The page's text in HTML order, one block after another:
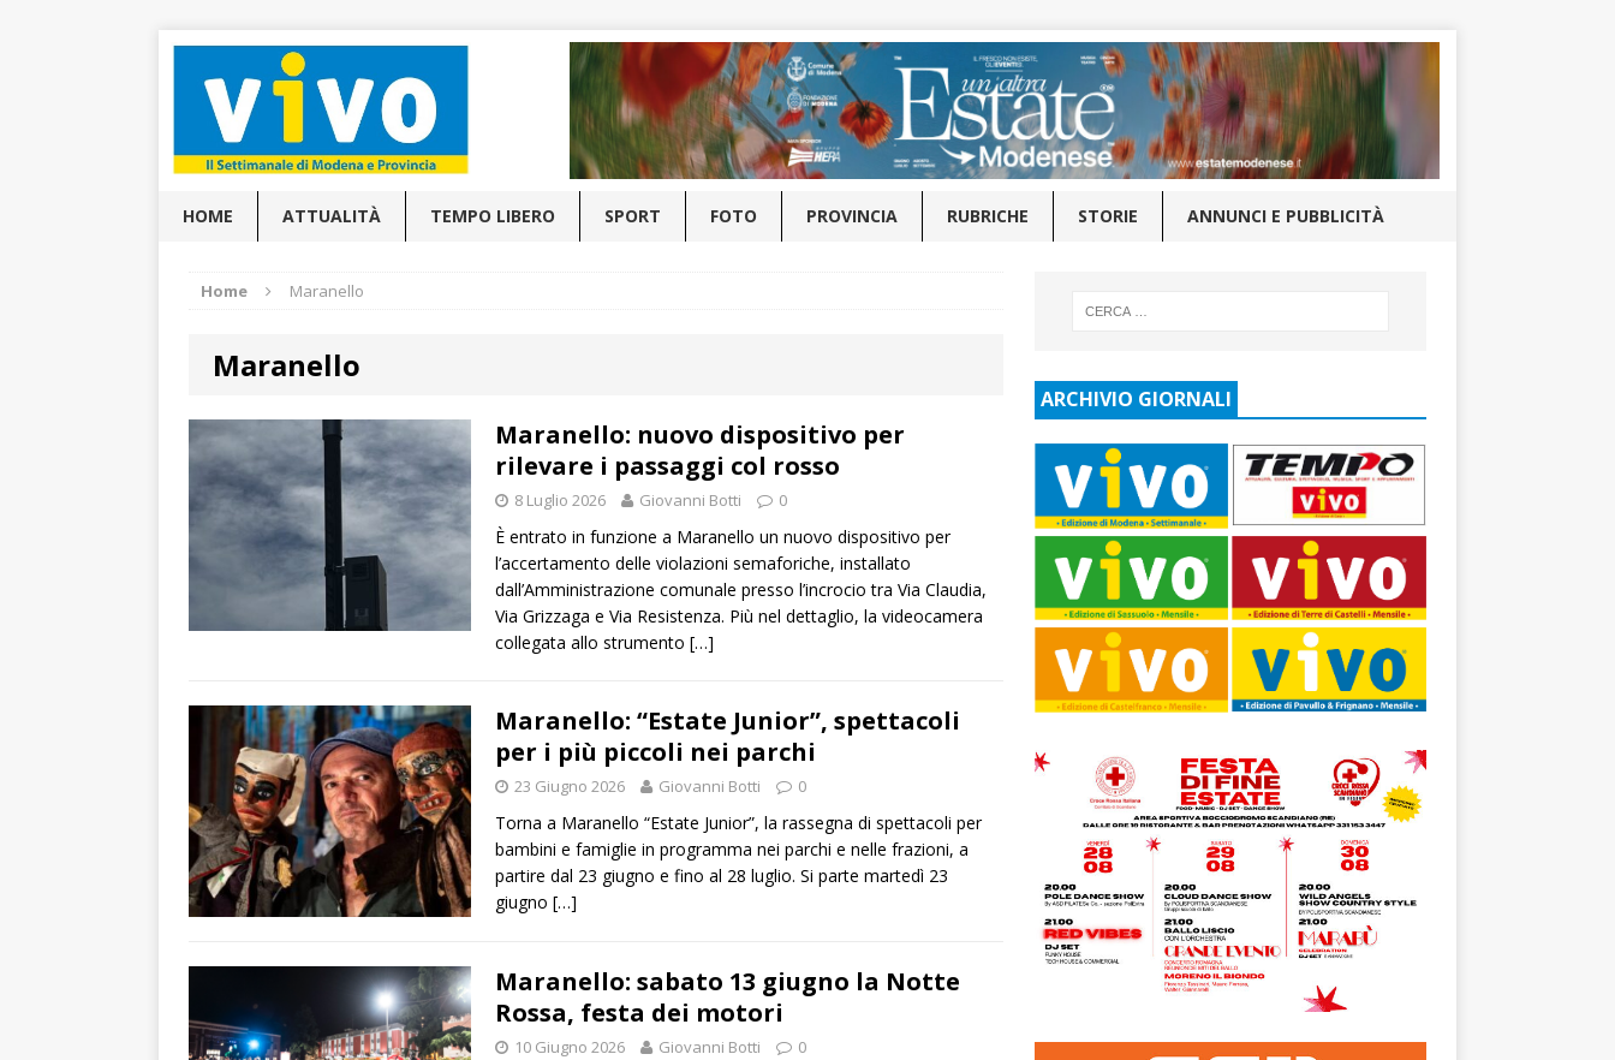
HOME ATTUALITÀ TEMPO LIBERO SPORT FOTO PROVINCIA RUBRICHE STORIE ANNUNCI E PUBBLICITÀ
Home Maranello
Maranello
Maranello: nuovo dispositivo per
rilevare i passaggi col rosso
8 Luglio 2026 Giovanni Botti 0
È entrato in funzione a Maranello un nuovo dispositivo per
l’accertamento delle violazioni semaforiche, installato
dall’Amministrazione comunale presso l’incrocio tra Via Claudia,
Via Grizzaga e Via Resistenza. Più nel dettaglio, la videocamera
collegata allo strumento […]
Maranello: “Estate Junior”, spettacoli
per i più piccoli nei parchi
23 Giugno 2026 Giovanni Botti 0
Torna a Maranello “Estate Junior”, la rassegna di spettacoli per
bambini e famiglie in programma nei parchi e nelle frazioni, a
partire dal 23 giugno e fino al 28 luglio. Si parte martedì 23
giugno […]
Maranello: sabato 13 giugno la Notte
Rossa, festa dei motori
10 Giugno 2026 Giovanni Botti 0
ARCHIVIO GIORNALI